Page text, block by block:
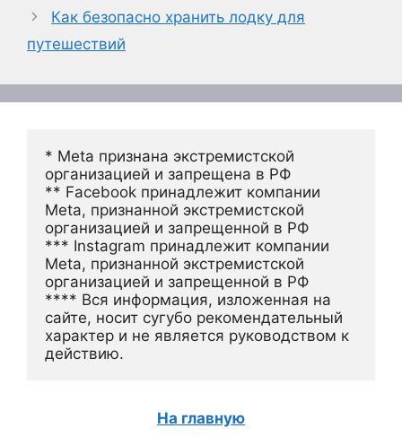
Как безопасно хранить лодку для
путешествий
* Meta признана экстремистской
организацией и запрещена в РФ
** Facebook принадлежит компании
Meta, признанной экстремистской
организацией и запрещенной в РФ
*** Instagram принадлежит компании
Meta, признанной экстремистской
организацией и запрещенной в РФ
**** Вся информация, изложенная на
сайте, носит сугубо рекомендательный
характер и не является руководством к
действию.
На главную